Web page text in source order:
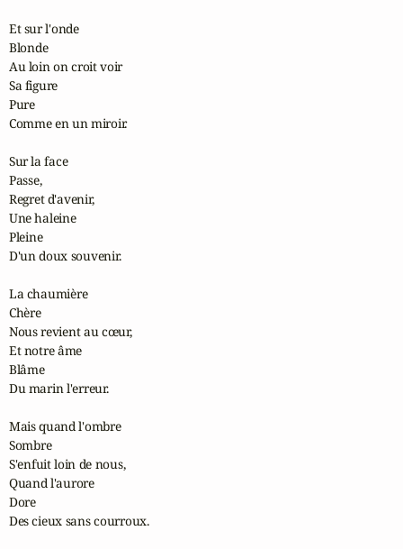
Et sur l'onde
Blonde
Au loin on croit voir
Sa figure
Pure
Comme en un miroir.
Sur la face
Passe,
Regret d'avenir,
Une haleine
Pleine
D'un doux souvenir.
La chaumière
Chère
Nous revient au cœur,
Et notre âme
Blâme
Du marin l'erreur.
Mais quand l'ombre
Sombre
S'enfuit loin de nous,
Quand l'aurore
Dore
Des cieux sans courroux.